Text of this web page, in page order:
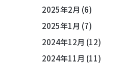
2025年2月 (6)
2025年1月 (7)
2024年12月 (12)
2024年11月 (11)